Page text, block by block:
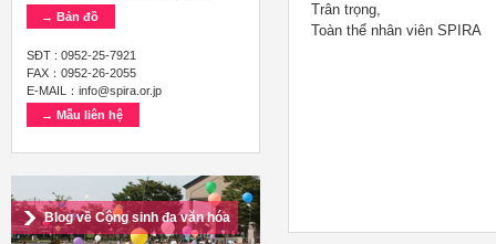
Trân trọng,
Toàn thể nhân viên SPIRA
→ Bản đồ
SĐT : 0952-25-7921
FAX：0952-26-2055
E-MAIL：info@spira.or.jp
→ Mẫu liên hệ
Blog về Cộng sinh đa văn hóa